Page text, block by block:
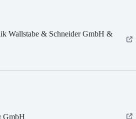
Wallstabe & Schneider GmbH &
GmbH